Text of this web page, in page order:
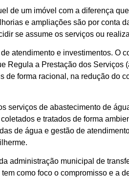
de um imóvel com a diferença
e ampliações são por conta
se assume os serviços ou
atendimento e investimentos.
Regula a Prestação dos
de forma racional, na redução do
serviços de abastecimento de
e tratados de forma
de água e gestão de
administração municipal de
como foco o compromisso e a